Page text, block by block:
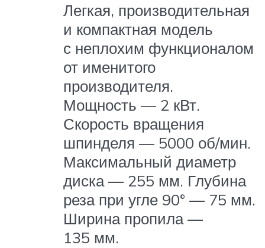
Легкая, производительная
и компактная модель
с неплохим функционалом
от именитого
производителя.
Мощность — 2 кВт.
Скорость вращения
шпинделя — 5000 об/мин.
Максимальный диаметр
диска — 255 мм. Глубина
реза при угле 90° — 75 мм.
Ширина пропила —
135 мм.